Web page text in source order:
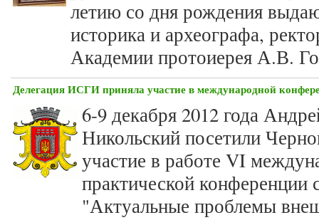
летию со дня рождения
историка и археографа,
Академии протоиерея А.В.
Делегация ИСГИ приняла участие в международной
6-9 декабря 2012 года
Никольский посетили
участие в работе VI
практической
"Актуальные проблемы